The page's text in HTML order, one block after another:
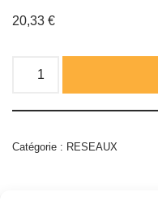
20,33 €
Catégorie : RESEAUX